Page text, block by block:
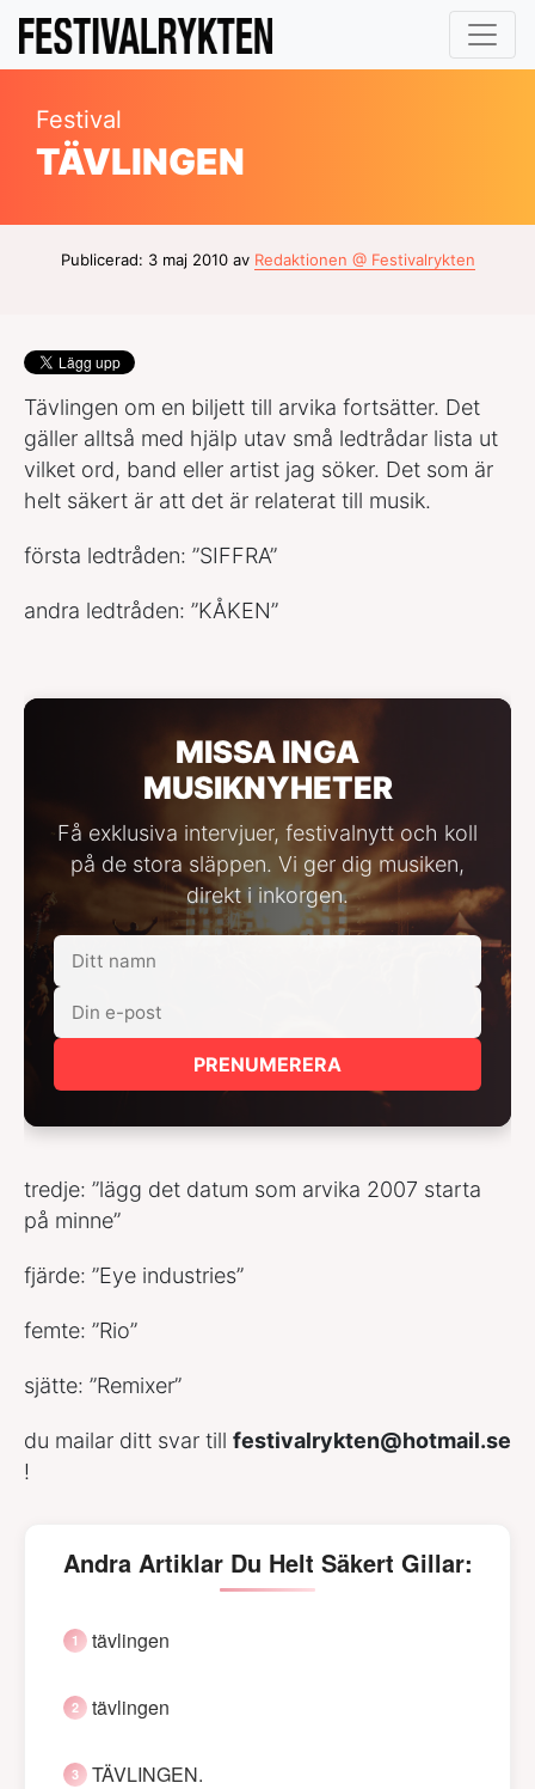
Festival
TÄVLINGEN
Publicerad: 3 maj 2010 av Redaktionen @ Festivalrykten
Tävlingen om en biljett till arvika fortsätter. Det
gäller alltså med hjälp utav små ledtrådar lista ut
vilket ord, band eller artist jag söker. Det som är
helt säkert är att det är relaterat till musik.
första ledtråden: ”SIFFRA”
andra ledtråden: ”KÅKEN”
MISSA INGA
MUSIKNYHETER
Få exklusiva intervjuer, festivalnytt och koll
på de stora släppen. Vi ger dig musiken,
direkt i inkorgen.
PRENUMERERA
tredje: ”lägg det datum som arvika 2007 starta
på minne”
fjärde: ”Eye industries”
femte: ”Rio”
sjätte: ”Remixer”
du mailar ditt svar till festivalrykten@hotmail.se
!
Andra Artiklar Du Helt Säkert Gillar:
tävlingen
tävlingen
TÄVLINGEN.